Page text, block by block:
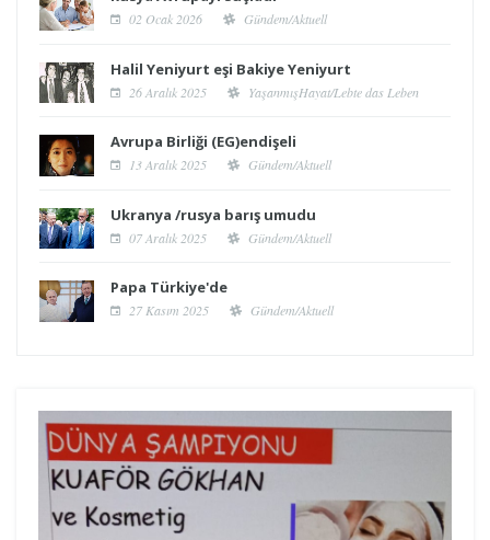
02 Ocak 2026 Gündem/Aktuell
Halil Yeniyurt eşi Bakiye Yeniyurt
26 Aralık 2025 YaşanmışHayat/Lebte das Leben
Avrupa Birliği (EG)endişeli
13 Aralık 2025 Gündem/Aktuell
Ukranya /rusya barış umudu
07 Aralık 2025 Gündem/Aktuell
Papa Türkiye'de
27 Kasım 2025 Gündem/Aktuell